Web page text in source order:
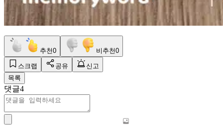
추천0 비추천0
스크랩 공유
신고
목록
댓글4